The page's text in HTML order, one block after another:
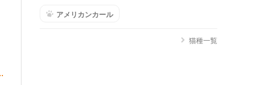
アメリカンカール
猫種一覧